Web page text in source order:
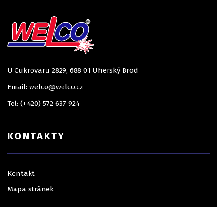
U Cukrovaru 2829, 688 01 Uherský Brod
Email: welco@welco.cz
Tel: (+420) 572 637 924
KONTAKTY
Kontakt
Mapa stránek